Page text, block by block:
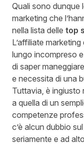
Quali sono dunque
marketing che
nella lista delle top
L’affiliate marketing
lungo incompreso
di saper
e necessita di una
Tuttavia, è ingiusto
a quella di un
competenze
c’è alcun dubbio
seriamente e ad